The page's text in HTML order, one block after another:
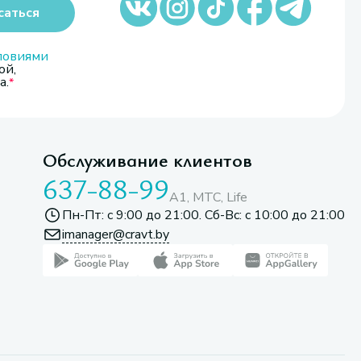
Обслуживание клиентов
637-88-99A1, МТС, Life
Пн-Пт: с 9:00 до 21:00. Сб-Вс: с 10:00 до 21:00
imanager@cravt.by